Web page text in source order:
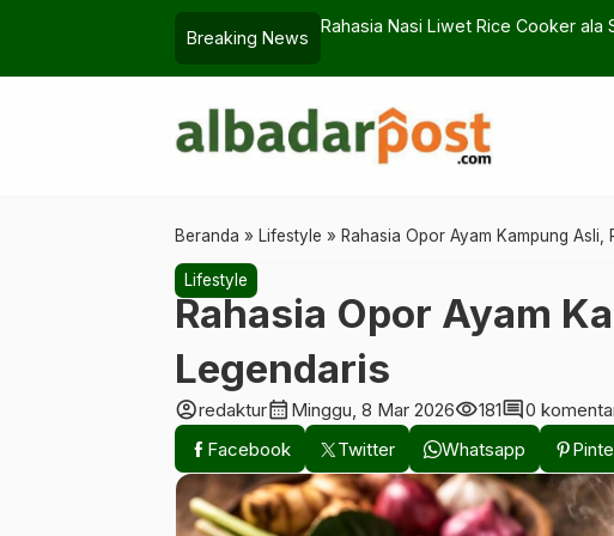
Breaking News
Salah Langkah, Uang Korban
Beranda » Lifestyle » Rahasia Opor Ayam Kampung Asli,
Lifestyle
Rahasia Opor Ayam
Legendaris
account_circleredakturcalendar_month Minggu, 8 Mar 2026visibility181comment0
Facebook
Twitter Whatsapp